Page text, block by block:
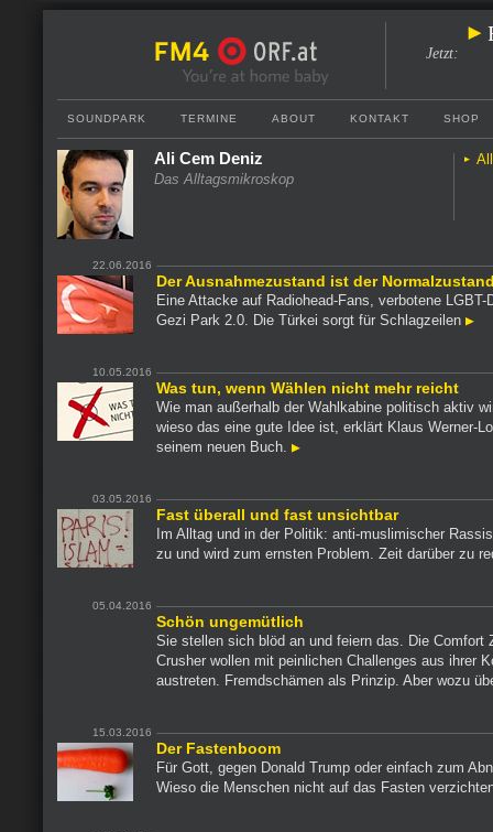
Jetzt:
SOUNDPARK TERMINE ABOUT KONTAKT SHOP
Ali Cem Deniz
Das Alltagsmikroskop
22.06.2016
Der Ausnahmezustand ist der
Eine Attacke auf Radiohead-Fans, verbotene LGBT-
Gezi Park 2.0. Die Türkei sorgt für Schlagzeilen
10.05.2016
Was tun, wenn Wählen nicht mehr reicht
Wie man außerhalb der Wahlkabine politisch aktiv
wieso das eine gute Idee ist, erklärt Klaus Werner-
seinem neuen Buch.
03.05.2016
Fast überall und fast unsichtbar
Im Alltag und in der Politik: anti-muslimischer
zu und wird zum ernsten Problem. Zeit darüber zu
05.04.2016
Schön ungemütlich
Sie stellen sich blöd an und feiern das. Die Comfort
Crusher wollen mit peinlichen Challenges aus ihrer
austreten. Fremdschämen als Prinzip. Aber wozu
15.03.2016
Der Fastenboom
Für Gott, gegen Donald Trump oder einfach zum
Wieso die Menschen nicht auf das Fasten